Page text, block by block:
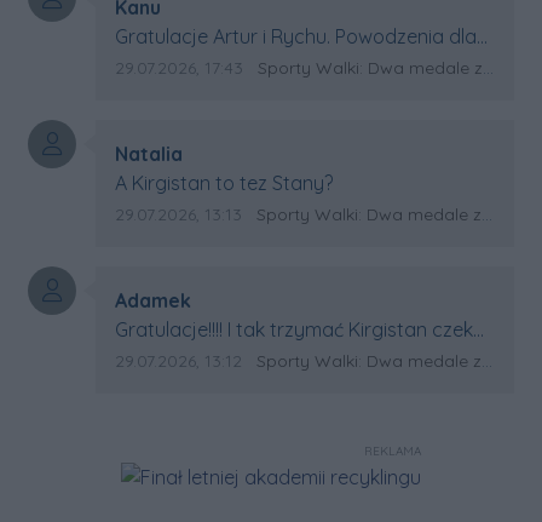
Autor komentarza:
Kanu
Treść komentarza:
Gratulacje Artur i Rychu. Powodzenia dla
Kirgistanu.
Data dodania komentarza:
29.07.2026, 17:43 Źródło komentarza:
Sporty Walki: Dwa medale za oceanem
Autor komentarza:
Natalia
Treść komentarza:
A Kirgistan to tez Stany?
Data dodania komentarza:
29.07.2026, 13:13 Źródło komentarza:
Sporty Walki: Dwa medale za oceanem
Autor komentarza:
Adamek
Treść komentarza:
Gratulacje!!!! I tak trzymać Kirgistan czeka
na powtórkę z USA a może i złote medale.
Data dodania komentarza:
29.07.2026, 13:12 Źródło komentarza:
Sporty Walki: Dwa medale za oceanem
REKLAMA